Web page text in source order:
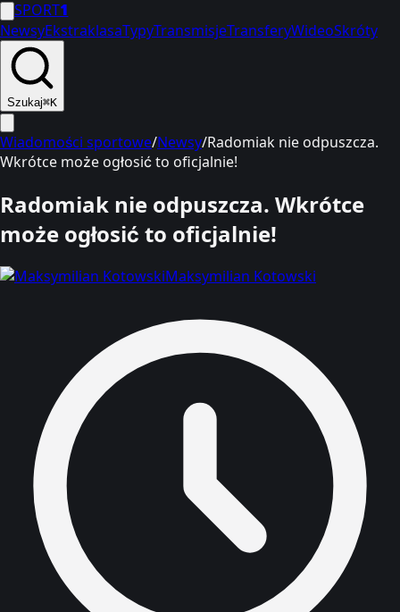
SPORT1
NewsyEkstraklasaTypyTransmisjeTransferyWideoSkróty
Szukaj⌘K
Wiadomości sportowe/Newsy/Radomiak nie odpuszcza.
Wkrótce może ogłosić to oficjalnie!
Radomiak nie odpuszcza. Wkrótce
może ogłosić to oficjalnie!
Maksymilian Kotowski